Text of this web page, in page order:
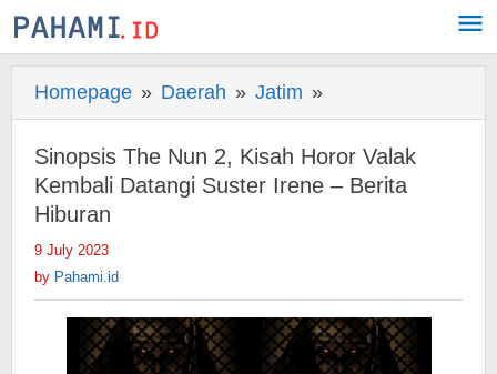
Skip
to
Homepage » Daerah » Jatim »
The
Nun
2,
Kembali
Datangi
Suster
Sinopsis The Nun 2, Kisah Horor Valak
Kembali Datangi Suster Irene – Berita
Hiburan
9 July 2023
by Pahami.id